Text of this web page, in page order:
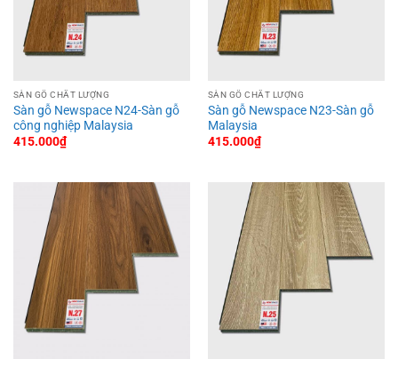
SÀN GỖ CHẤT LƯỢNG
Sàn gỗ Newspace N24-Sàn gỗ
công nghiệp Malaysia
415.000₫
SÀN GỖ CHẤT LƯỢNG
Sàn gỗ Newspace N23-Sàn gỗ
Malaysia
415.000₫